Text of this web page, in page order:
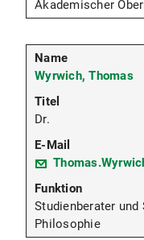
Akademischer
Wyrwich, Thomas
Dr.
Studienberater
Philosophie